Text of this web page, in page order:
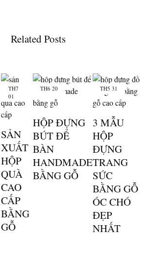
Related Posts
TH7
01
SẢN
XUẤT
HỘP
QUÀ
CAO
CẤP
BẰNG
GỖ
TH6 20
HỘP ĐỰNG
BÚT ĐỂ
BÀN
HANDMADE
BẰNG GỖ
TH5 31
3 MẪU
HỘP
ĐỰNG
TRANG
SỨC
BẰNG GỖ
ÓC CHÓ
ĐẸP
NHẤT